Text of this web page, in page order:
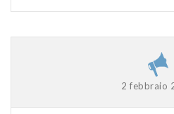
2 febbraio